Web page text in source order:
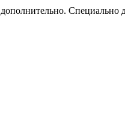
Специально